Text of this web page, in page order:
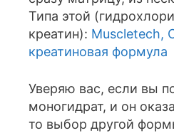
Типа этой
креатин): Muscletech,
креатиновая формула
Уверяю вас, если вы
моногидрат, и он
то выбор другой